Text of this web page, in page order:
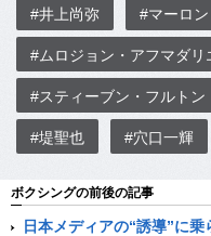
#井上尚弥 #マーロ
#ムロジョン・アフマダリ
#スティーブン・フルトン
#堤聖也 #穴口一輝
ボクシングの前後の記事
日本メディアの“誘導”に